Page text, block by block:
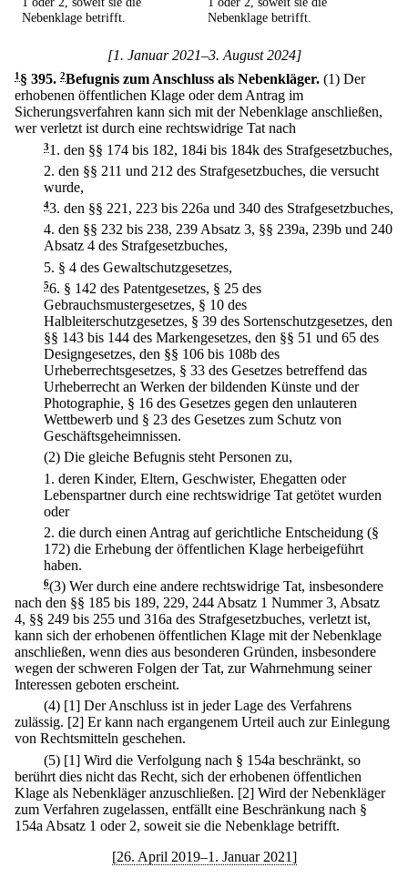
Nebenklage betrifft.
Nebenklage betrifft.
[1. Januar 2021–3. August 2024]
1§ 395. 2Befugnis zum Anschluss als Nebenkläger. (1) Der
erhobenen öffentlichen Klage oder dem Antrag im
Sicherungsverfahren kann sich mit der Nebenklage anschließen,
wer verletzt ist durch eine rechtswidrige Tat nach
31. den §§ 174 bis 182, 184i bis 184k des Strafgesetzbuches,
2. den §§ 211 und 212 des Strafgesetzbuches, die versucht
wurde,
43. den §§ 221, 223 bis 226a und 340 des Strafgesetzbuches,
4. den §§ 232 bis 238, 239 Absatz 3, §§ 239a, 239b und 240
Absatz 4 des Strafgesetzbuches,
5. § 4 des Gewaltschutzgesetzes,
56. § 142 des Patentgesetzes, § 25 des
Gebrauchsmustergesetzes, § 10 des
Halbleiterschutzgesetzes, § 39 des Sortenschutzgesetzes, den
§§ 143 bis 144 des Markengesetzes, den §§ 51 und 65 des
Designgesetzes, den §§ 106 bis 108b des
Urheberrechtsgesetzes, § 33 des Gesetzes betreffend das
Urheberrecht an Werken der bildenden Künste und der
Photographie, § 16 des Gesetzes gegen den unlauteren
Wettbewerb und § 23 des Gesetzes zum Schutz von
Geschäftsgeheimnissen.
(2) Die gleiche Befugnis steht Personen zu,
1. deren Kinder, Eltern, Geschwister, Ehegatten oder
Lebenspartner durch eine rechtswidrige Tat getötet wurden
oder
2. die durch einen Antrag auf gerichtliche Entscheidung (§
172) die Erhebung der öffentlichen Klage herbeigeführt
haben.
6(3) Wer durch eine andere rechtswidrige Tat, insbesondere
nach den §§ 185 bis 189, 229, 244 Absatz 1 Nummer 3, Absatz
4, §§ 249 bis 255 und 316a des Strafgesetzbuches, verletzt ist,
kann sich der erhobenen öffentlichen Klage mit der Nebenklage
anschließen, wenn dies aus besonderen Gründen, insbesondere
wegen der schweren Folgen der Tat, zur Wahrnehmung seiner
Interessen geboten erscheint.
(4) [1] Der Anschluss ist in jeder Lage des Verfahrens
zulässig. [2] Er kann nach ergangenem Urteil auch zur Einlegung
von Rechtsmitteln geschehen.
(5) [1] Wird die Verfolgung nach § 154a beschränkt, so
berührt dies nicht das Recht, sich der erhobenen öffentlichen
Klage als Nebenkläger anzuschließen. [2] Wird der Nebenkläger
zum Verfahren zugelassen, entfällt eine Beschränkung nach §
154a Absatz 1 oder 2, soweit sie die Nebenklage betrifft.
[26. April 2019–1. Januar 2021]